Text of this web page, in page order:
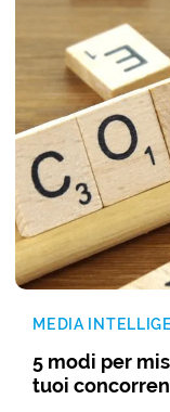
MEDIA
5 modi per
tuoi